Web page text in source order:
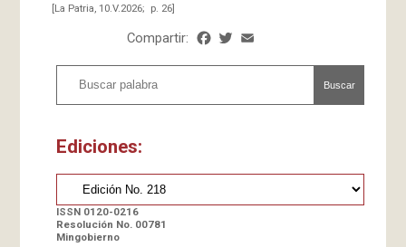
[La Patria, 10.V.2026; p. 26]
Compartir: Facebook
Twitter
Buscar
Ediciones:
ISSN 0120-0216
Resolución No. 00781
Mingobierno